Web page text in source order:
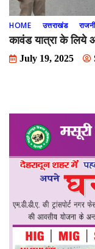
HOME उत्तराखंड
कावंड यात्रा के लिये
July 19, 2025